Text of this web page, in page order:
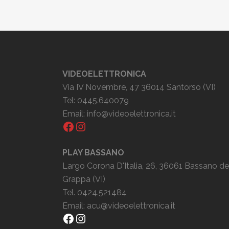
VIDEOELETTRONICA
Via IV Novembre, 47 36014 Santorso (VI)
Tel: 0445.640079
Email: info@videoelettronica.it
Facebook
Instagram
PLAY BASSANO
Largo Corona D'Italia, 26, 36061 Bassano
Grappa (VI)
Tel. 0424.521484
Email: acu@videoelettronica.it
Facebook
Instagram